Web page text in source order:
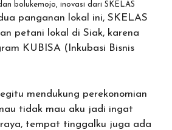
bolukemojo, inovasi dari SKELAS
panganan lokal ini, SKELAS
petani lokal di Siak, karena
KUBISA (Inkubasi Bisnis
mendukung perekonomian
tidak mau aku jadi ingat
tempat tinggalku juga ada